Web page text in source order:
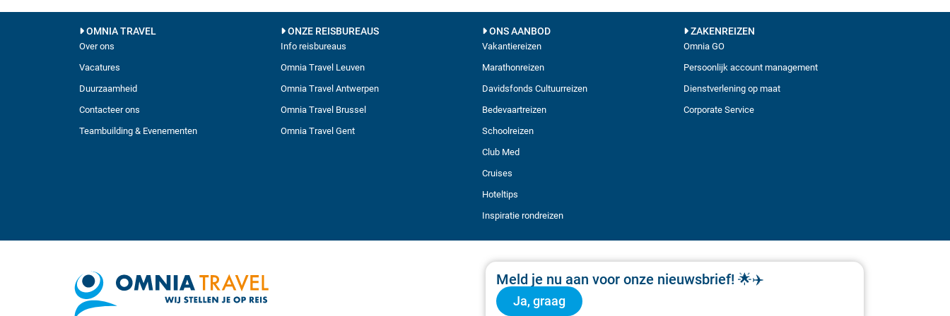
OMNIA TRAVEL
Over ons
Vacatures
Duurzaamheid
Contacteer ons
Teambuilding & Evenementen
ONZE REISBUREAUS
Info reisbureaus
Omnia Travel Leuven
Omnia Travel Antwerpen
Omnia Travel Brussel
Omnia Travel Gent
ONS AANBOD
Vakantiereizen
Marathonreizen
Davidsfonds Cultuurreizen
Bedevaartreizen
Schoolreizen
Club Med
Cruises
Hoteltips
Inspiratie rondreizen
ZAKENREIZEN
Omnia GO
Persoonlijk account management
Dienstverlening op maat
Corporate Service
Meld je nu aan voor onze nieuwsbrief! 🌟✈️
Ja, graag